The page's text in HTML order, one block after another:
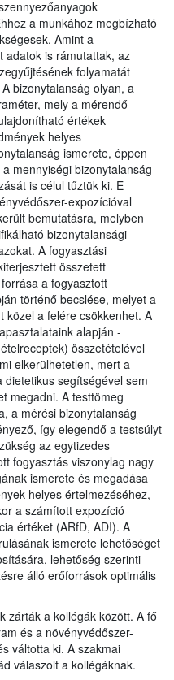
a munkához megbízható
Amint a
adatok is rámutattak, az
folyamatát
bizonytalanság olyan, a
mely a mérendő
értékek
helyes
ismerete, éppen
mennyiségi bizonytalanság-
is célul tűztük ki. E
expozícióval
bemutatásra, melyben
bizonytalansági
A fogyasztási
összetett
a fogyasztott
történő becslése, melyet a
közel a felére csökkenhet. A
alapján -
összetételével
elkerülhetetlen, mert a
segítségével sem
megadni. A testtömeg
a mérési bizonytalanság
így elegendő a testsúlyt
az egytizedes
fogyasztás viszonylag nagy
ismerete és megadása
helyes értelmezéséhez,
a számított expozíció
értéket (ARfD, ADI). A
ismerete lehetőséget
lehetőség szerinti
álló erőforrások optimális
zárták a kollégák között. A fő
és a növényvédőszer-
váltotta ki. A szakmai
válaszolt a kollégáknak.